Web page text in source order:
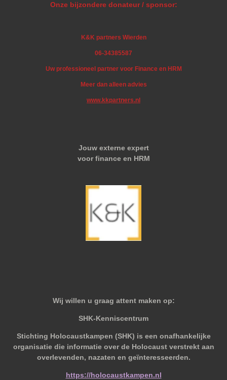
Onze bijzondere donateur / sponsor:
K&K partners Wierden
06-34385587
Uw professioneel partner voor Finance en HRM
Meer dan alleen advies
www.kkpartners.nl
Jouw externe expert
voor finance en HRM
Wij willen u graag attent maken op:
SHK-Kenniscentrum
Stichting Holocaustkampen (SHK) is een onafhankelijke
organisatie die informatie over de Holocaust verstrekt aan
overlevenden, nazaten en geïnteresseerden.
https://holocaustkampen.nl